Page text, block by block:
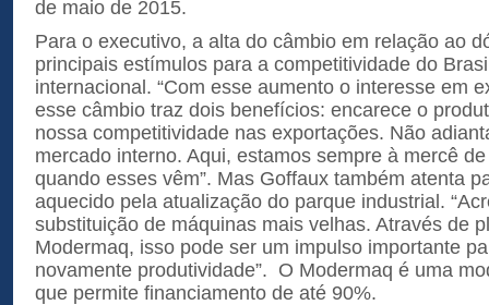
de maio de 2015.
Para o executivo, a alta do câmbio em relação ao
principais estímulos para a competitividade do
internacional. “Com esse aumento o interesse em
esse câmbio traz dois benefícios: encarece o
nossa competitividade nas exportações. Não
mercado interno. Aqui, estamos sempre à mercê
quando esses vêm”. Mas Goffaux também atenta
aquecido pela atualização do parque industrial.
substituição de máquinas mais velhas. Através de
Modermaq, isso pode ser um impulso importante
novamente produtividade”. O Modermaq é uma
que permite financiamento de até 90%.